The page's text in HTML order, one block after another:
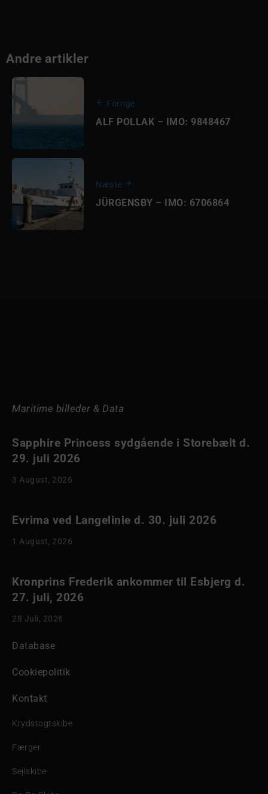
Andre artikler
Forrige
ALF POLLAK – IMO: 9848467
Næste
JÜRGENSBY – IMO: 6706864
Maritime billeder & Data
Sapphire Princess sydgående i Storebælt d.
29. juli 2026
3 August, 2026
Evrima ved Langelinie d. 30. juli 2026
1 August, 2026
Kronprins Frederik ankommer til Esbjerg d.
27. juli, 2026
28 Juli, 2026
Database
Cookiepolitik
Kontakt
Krydstogtskibe
Færger
Sejlskibe